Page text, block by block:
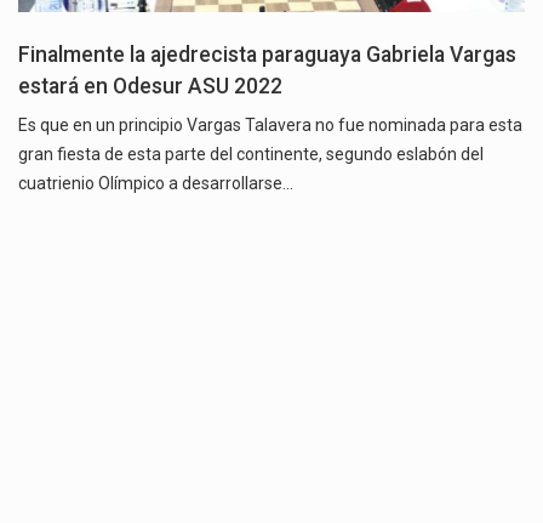
Finalmente la ajedrecista paraguaya Gabriela Vargas
estará en Odesur ASU 2022
Es que en un principio Vargas Talavera no fue nominada para esta
gran fiesta de esta parte del continente, segundo eslabón del
cuatrienio Olímpico a desarrollarse…